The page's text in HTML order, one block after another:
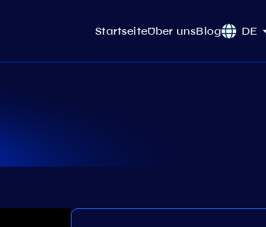
StartseiteÜber unsBlog DE